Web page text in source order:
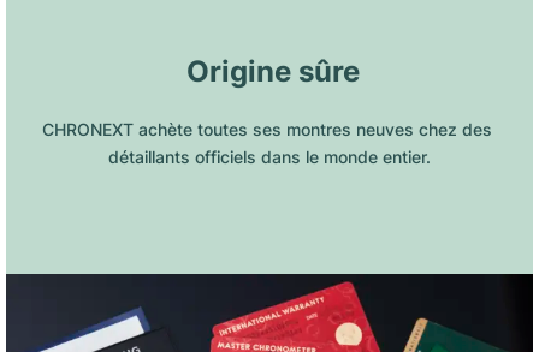
Origine sûre
CHRONEXT achète toutes ses montres neuves chez des
détaillants officiels dans le monde entier.